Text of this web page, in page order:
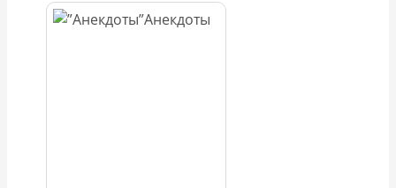
Анекдоты